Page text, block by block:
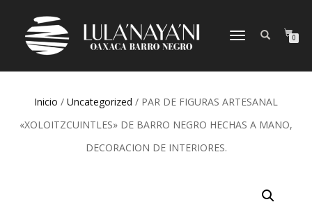
CAMBIAR
0
Inicio / Uncategorized / PAR DE FIGURAS ARTESANAL
«XOLOITZCUINTLES» DE BARRO NEGRO HECHAS A MANO,
DECORACION DE INTERIORES.